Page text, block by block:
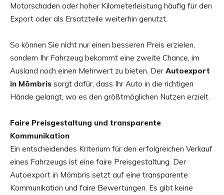
Motorschaden oder hoher Kilometerleistung häufig für den
Export oder als Ersatzteile weiterhin genutzt.
So können Sie nicht nur einen besseren Preis erzielen,
sondern Ihr Fahrzeug bekommt eine zweite Chance, im
Ausland noch einen Mehrwert zu bieten. Der Autoexport
in Mömbris sorgt dafür, dass Ihr Auto in die richtigen
Hände gelangt, wo es den größtmöglichen Nutzen erzielt.
Faire Preisgestaltung und transparente
Kommunikation
Ein entscheidendes Kriterium für den erfolgreichen Verkauf
eines Fahrzeugs ist eine faire Preisgestaltung. Der
Autoexport in Mömbris setzt auf eine transparente
Kommunikation und faire Bewertungen. Es gibt keine